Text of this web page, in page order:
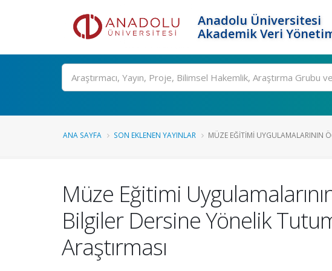
Anadolu Üniversitesi
Akademik Veri
Ara
ANA SAYFA SON EKLENEN YAYINLAR MÜZE EĞITIMI UYGULAMALARININ
Müze Eğitimi
Bilgiler Dersine Yönelik
Araştırması